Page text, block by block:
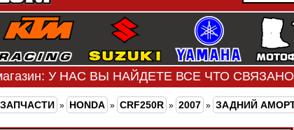
магазин: У НАС ВЫ НАЙДЕТЕ ВСЕ ЧТО
» HONDA » CRF250R » 2007 » ЗАДНИЙ